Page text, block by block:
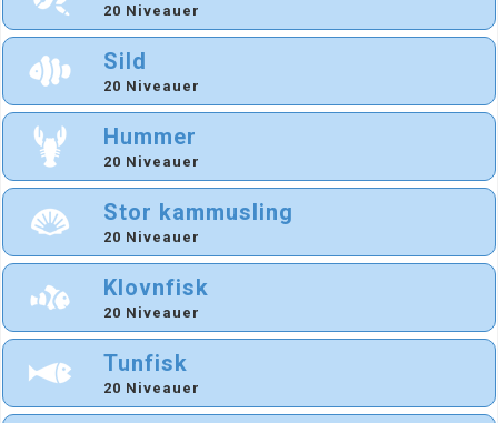
20 Niveauer
Sild
20 Niveauer
Hummer
20 Niveauer
Stor kammusling
20 Niveauer
Klovnfisk
20 Niveauer
Tunfisk
20 Niveauer